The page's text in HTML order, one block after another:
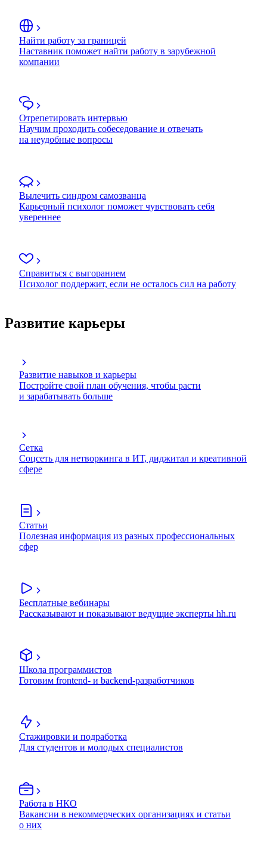
Найти работу за границей
Наставник поможет найти работу в зарубежной
компании
Отрепетировать интервью
Научим проходить собеседование и отвечать
на неудобные вопросы
Вылечить синдром самозванца
Карьерный психолог поможет чувствовать себя
увереннее
Справиться с выгоранием
Психолог поддержит, если не осталось сил на работу
Развитие карьеры
Развитие навыков и карьеры
Постройте свой план обучения, чтобы расти
и зарабатывать больше
Сетка
Соцсеть для нетворкинга в ИТ, диджитал и креативной
сфере
Статьи
Полезная информация из разных профессиональных
сфер
Бесплатные вебинары
Рассказывают и показывают ведущие эксперты hh.ru
Школа программистов
Готовим frontend- и backend-разработчиков
Стажировки и подработка
Для студентов и молодых специалистов
Работа в НКО
Вакансии в некоммерческих организациях и статьи
о них